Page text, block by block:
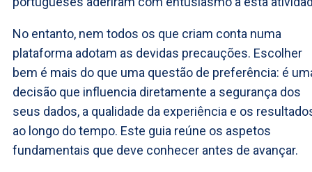
No entanto, nem todos os que criam conta numa
plataforma adotam as devidas precauções. Escolher
bem é mais do que uma questão de preferência: é
decisão que influencia diretamente a segurança dos
seus dados, a qualidade da experiência e os
ao longo do tempo. Este guia reúne os aspetos
fundamentais que deve conhecer antes de avançar.